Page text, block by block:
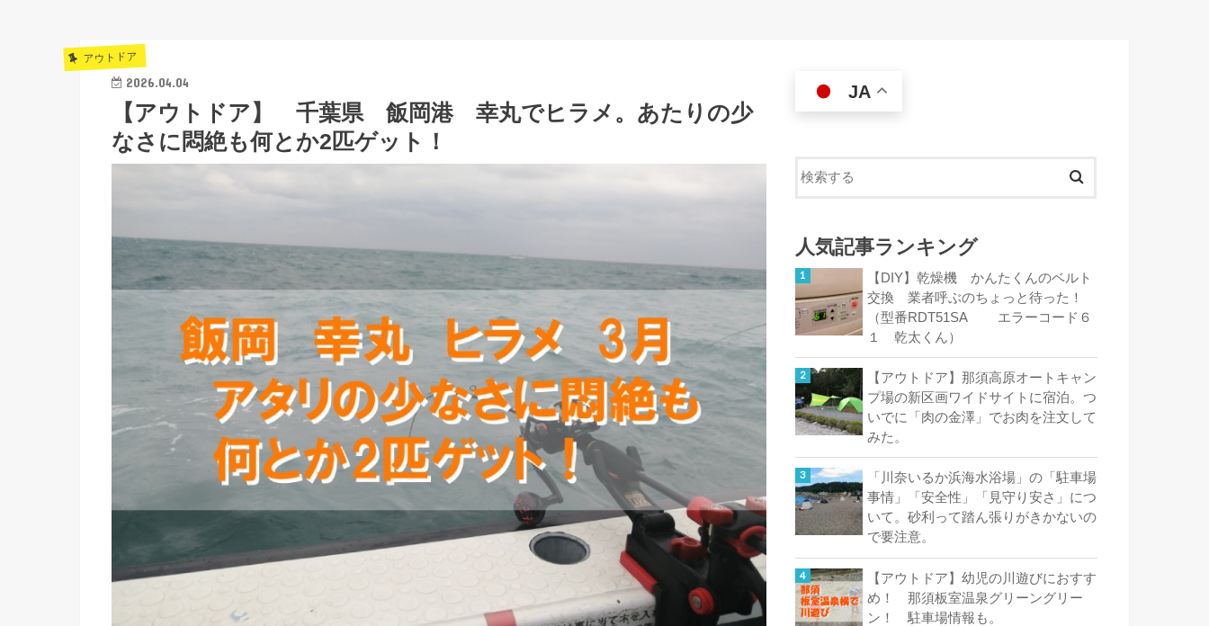
アウトドア
2026.04.04
【アウトドア】 千葉県 飯岡港 幸丸でヒラメ。あたりの少
なさに悶絶も何とか2匹ゲット！
JA
人気記事ランキング
【DIY】乾燥機 かんたくんのベルト
交換 業者呼ぶのちょっと待った！
（型番RDT51SA エラーコード６
１ 乾太くん）
【アウトドア】那須高原オートキャン
プ場の新区画ワイドサイトに宿泊。つ
いでに「肉の金澤」でお肉を注文して
みた。
「川奈いるか浜海水浴場」の「駐車場
事情」「安全性」「見守り安さ」につ
いて。砂利って踏ん張りがきかないの
で要注意。
【アウトドア】幼児の川遊びにおすす
め！ 那須板室温泉グリーングリー
ン！ 駐車場情報も。